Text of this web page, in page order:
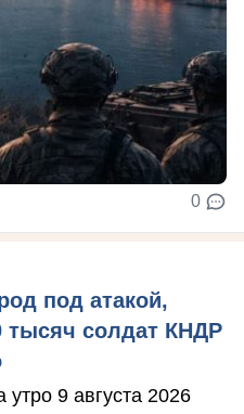
0
под атакой,
тысяч солдат КНДР
9 августа 2026